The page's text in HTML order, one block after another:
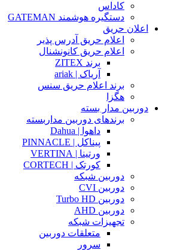
کاداس
دستگیره هوشمند GATEMAN
اعلان حریق
اعلام حریق آدرس پذیر
اعلام حریق کانونشنال
برند ZITEX
آریاک | ariak
برند اعلام حریق سنس
هگزا
دوربین مدار بسته
برندهای دوربین مداربسته
داهوا | Dahua
پیناکل | PINNACLE
ورتینا | VERTINA
کورتک | CORTECH
دوربین شبکه
دوربین CVI
دوربین Turbo HD
دوربین AHD
تجهیزات شبکه
متعلقات دوربین
سرور